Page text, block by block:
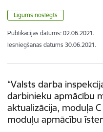
Līgums noslēgts
Publikācijas datums: 02.06.2021.
Iesniegšanas datums 30.06.2021.
“Valsts darba
darbinieku apmācību
aktualizācija, moduļa
moduļu apmācību